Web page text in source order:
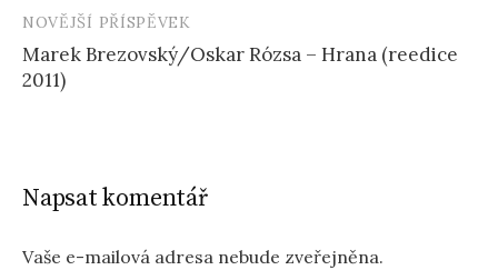
NOVĚJŠÍ PŘÍSPĚVEK
Marek Brezovský/Oskar Rózsa – Hrana (reedice
2011)
Napsat komentář
Vaše e-mailová adresa nebude zveřejněna.